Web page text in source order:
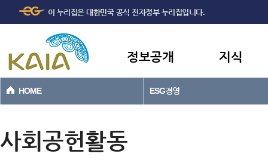
본문바로가기
이 누리집은 대한민국 공식 전자정부 누리집입니다.
정보공개 지식
HOME ESG경영
사회공헌활동